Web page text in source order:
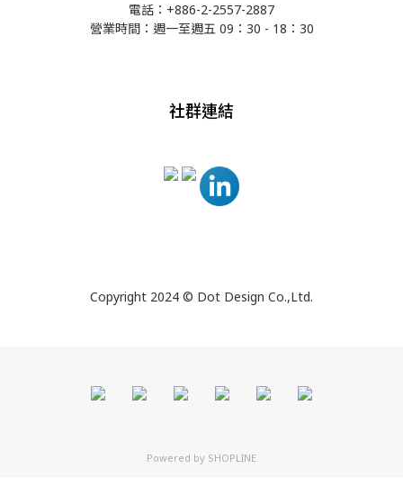
電話：+886-2-2557-2887
營業時間：週一至週五 09：30 - 18：30
社群連結
Copyright 2024 © Dot Design Co.,Ltd.
Powered by SHOPLINE